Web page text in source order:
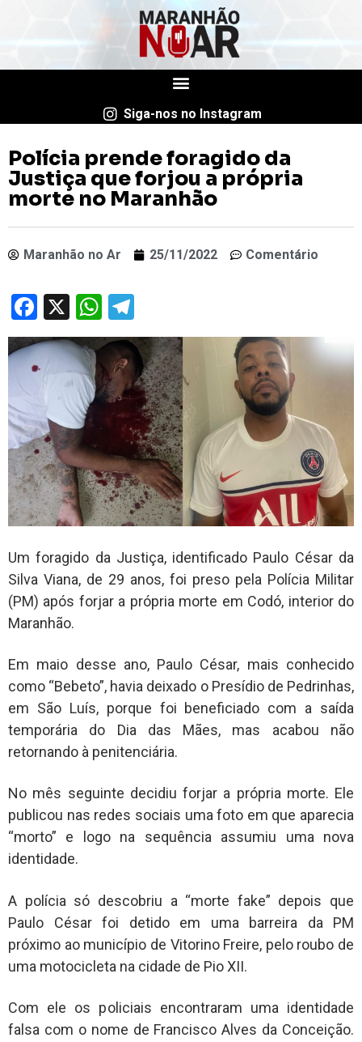
Siga-nos no Instagram
Polícia prende foragido da
Justiça que forjou a própria
morte no Maranhão
Maranhão no Ar 25/11/2022 Comentário
Facebook
X WhatsApp
Um foragido da Justiça, identificado Paulo César da
Silva Viana, de 29 anos, foi preso pela Polícia Militar
(PM) após forjar a própria morte em Codó, interior do
Maranhão.
Em maio desse ano, Paulo César, mais conhecido
como “Bebeto”, havia deixado o Presídio de Pedrinhas,
em São Luís, porque foi beneficiado com a saída
temporária do Dia das Mães, mas acabou não
retornando à penitenciária.
No mês seguinte decidiu forjar a própria morte. Ele
publicou nas redes sociais uma foto em que aparecia
“morto” e logo na sequência assumiu uma nova
identidade.
A polícia só descobriu a “morte fake” depois que
Paulo César foi detido em uma barreira da PM
próximo ao município de Vitorino Freire, pelo roubo de
uma motocicleta na cidade de Pio XII.
Com ele os policiais encontraram uma identidade
falsa com o nome de Francisco Alves da Conceição.